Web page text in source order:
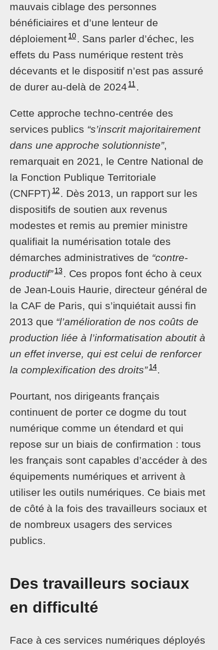
mauvais ciblage des personnes
bénéficiaires et d’une lenteur de
déploiement 10 . Sans parler d’échec, les
effets du Pass numérique restent très
décevants et le dispositif n’est pas assuré
de durer au-delà de 2024 11 .
Cette approche techno-centrée des
services publics “s’inscrit majoritairement
dans une approche solutionniste”,
remarquait en 2021, le Centre National de
la Fonction Publique Territoriale
(CNFPT) 12 . Dès 2013, un rapport sur les
dispositifs de soutien aux revenus
modestes et remis au premier ministre
qualifiait la numérisation totale des
démarches administratives de “contre-
productif” 13 . Ces propos font écho à ceux
de Jean-Louis Haurie, directeur général de
la CAF de Paris, qui s’inquiétait aussi fin
2013 que “l’amélioration de nos coûts de
production liée à l’informatisation aboutit à
un effet inverse, qui est celui de renforcer
la complexification des droits” 14.
Pourtant, nos dirigeants français
continuent de porter ce dogme du tout
numérique comme un étendard et qui
repose sur un biais de confirmation : tous
les français sont capables d’accéder à des
équipements numériques et arrivent à
utiliser les outils numériques. Ce biais met
de côté à la fois des travailleurs sociaux et
de nombreux usagers des services
publics.
Des travailleurs sociaux
en difficulté
Face à ces services numériques déployés